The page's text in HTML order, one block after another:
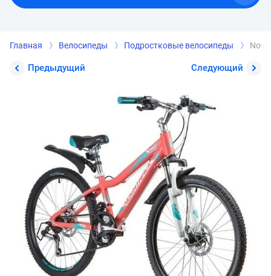
Главная Велосипеды Подростковые велосипеды
Предыдущий Следующий